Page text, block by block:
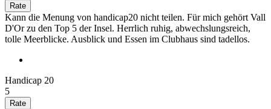
Kann die Menung von handicap20 nicht teilen. Für mich gehört Vall
D'Or zu den Top 5 der Insel. Herrlich ruhig, abwechslungsreich,
tolle Meerblicke. Ausblick und Essen im Clubhaus sind tadellos.
Handicap 20
5